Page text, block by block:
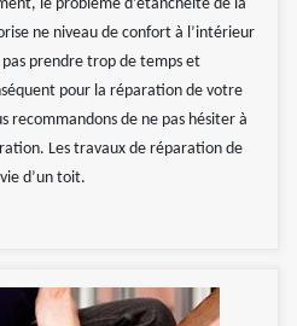
le problème d’étanchéité de la
ne niveau de confort à l’intérieur
pas prendre trop de temps et
pour la réparation de votre
recommandons de ne pas hésiter à
Les travaux de réparation de
d’un toit.